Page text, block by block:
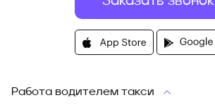
Работа водителем такси